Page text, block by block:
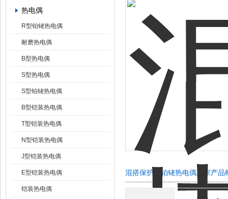
热电偶
R型铂铑热电偶
耐磨热电偶
B型热电偶
S型热电偶
S型铂铑热电偶
B型铠装热电偶
T型铠装热电偶
N型铠装热电偶
J型铠装热电偶
E型铠装热电偶
铠装热电偶
混搭保护套铂铑热电偶厂家产品